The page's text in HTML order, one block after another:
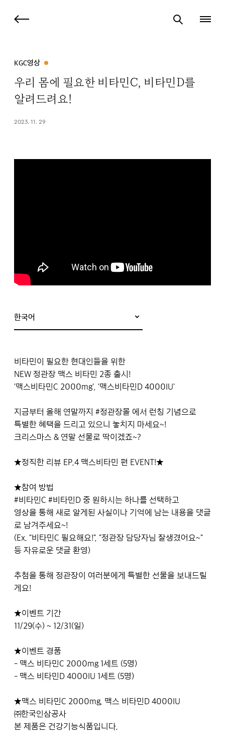
KGC영상
우리 몸에 필요한 비타민C, 비타민D를
알려드려요!
2023. 11. 29
한국어
비타민이 필요한 현대인들을 위한
NEW 정관장 맥스 비타민 2종 출시!
'맥스비타민C 2000mg', '맥스비타민D 4000IU'
지금부터 올해 연말까지 #정관장몰 에서 런칭 기념으로
특별한 혜택을 드리고 있으니 놓치지 마세요~!
크리스마스 & 연말 선물로 딱이겠죠~?
★정직한 리뷰 EP.4 맥스비타민 편 EVENT!★
★참여 방법
#비타민C #비타민D 중 원하시는 하나를 선택하고
영상을 통해 새로 알게된 사실이나 기억에 남는 내용을 댓글
로 남겨주세요~!
(Ex. "비타민C 필요해요!", "정관장 담당자님 잘생겼어요~"
등 자유로운 댓글 환영)
추첨을 통해 정관장이 여러분에게 특별한 선물을 보내드릴
게요!
★이벤트 기간
11/29(수) ~ 12/31(일)
★이벤트 경품
- 맥스 비타민C 2000mg 1세트 (5명)
- 맥스 비타민D 4000IU 1세트 (5명)
★맥스 비타민C 2000mg, 맥스 비타민D 4000IU
㈜한국인삼공사
본 제품은 건강기능식품입니다.